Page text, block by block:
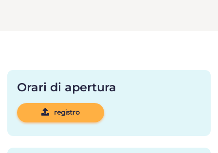
Orari di apertura
registro